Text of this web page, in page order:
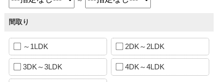
間取り
～1LDK 2DK～2LDK
3DK～3LDK 4DK～4LDK